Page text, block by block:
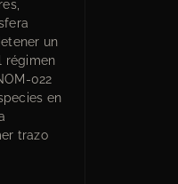
un
régimen
022
en
trazo